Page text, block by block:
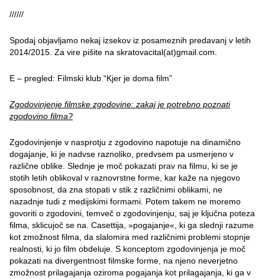
//////
Spodaj objavljamo nekaj izsekov iz posameznih predavanj v letih
2014/2015. Za vire pišite na skratovacital(at)gmail.com.
E – pregled: Filmski klub “Kjer je doma film”
Zgodovinjenje filmske zgodovine: zakaj je potrebno poznati
zgodovino filma?
Zgodovinjenje v nasprotju z zgodovino napotuje na dinamično
dogajanje, ki je nadvse raznoliko, predvsem pa usmerjeno v
različne oblike. Slednje je moč pokazati prav na filmu, ki se je
stotih letih oblikoval v raznovrstne forme, kar kaže na njegovo
sposobnost, da zna stopati v stik z različnimi oblikami, ne
nazadnje tudi z medijskimi formami. Potem takem ne moremo
govoriti o zgodovini, temveč o zgodovinjenju, saj je ključna poteza
filma, sklicujoč se na. Casettija, »pogajanje«, ki ga slednji razume
kot zmožnost filma, da slalomira med različnimi problemi stopnje
realnosti, ki jo film obdeluje. S konceptom zgodovinjenja je moč
pokazati na divergentnost filmske forme, na njeno neverjetno
zmožnost prilagajanja oziroma pogajanja kot prilagajanja, ki ga v